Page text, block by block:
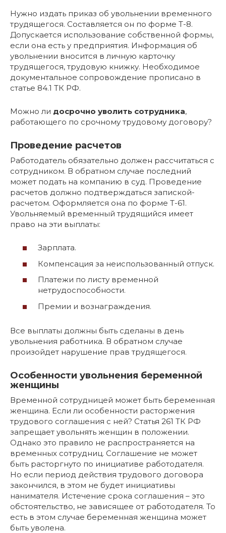
Нужно издать приказ об увольнении временного
трудящегося. Составляется он по форме Т-8.
Допускается использование собственной формы,
если она есть у предприятия. Информация об
увольнении вносится в личную карточку
трудящегося, трудовую книжку. Необходимое
документальное сопровождение прописано в
статье 84.1 ТК РФ.
Можно ли досрочно уволить сотрудника,
работающего по срочному трудовому договору?
Проведение расчетов
Работодатель обязательно должен рассчитаться с
сотрудником. В обратном случае последний
может подать на компанию в суд. Проведение
расчетов должно подтверждаться запиской-
расчетом. Оформляется она по форме Т-61.
Увольняемый временный трудящийся имеет
право на эти выплаты:
Зарплата.
Компенсация за неиспользованный отпуск.
Платежи по листу временной
нетрудоспособности.
Премии и вознаграждения.
Все выплаты должны быть сделаны в день
увольнения работника. В обратном случае
произойдет нарушение прав трудящегося.
Особенности увольнения беременной
женщины
Временной сотрудницей может быть беременная
женщина. Если ли особенности расторжения
трудового соглашения с ней? Статья 261 ТК РФ
запрещает увольнять женщин в положении.
Однако это правило не распространяется на
временных сотрудниц. Соглашение не может
быть расторгнуто по инициативе работодателя.
Но если период действия трудового договора
закончился, в этом не будет инициативы
нанимателя. Истечение срока соглашения – это
обстоятельство, не зависящее от работодателя. То
есть в этом случае беременная женщина может
быть уволена.